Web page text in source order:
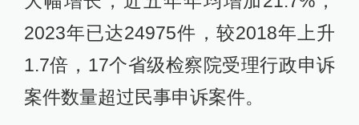
2023年已达24975件，较2018年上升
1.7倍，17个省级检察院受理行政申诉
案件数量超过民事申诉案件。